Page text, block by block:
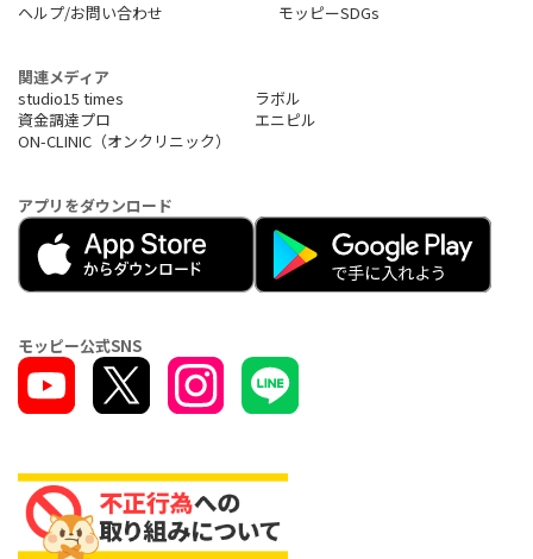
ヘルプ/お問い合わせ
モッピーSDGs
関連メディア
studio15 times
ラボル
資金調達プロ
エニピル
ON-CLINIC（オンクリニック）
アプリをダウンロード
モッピー公式SNS